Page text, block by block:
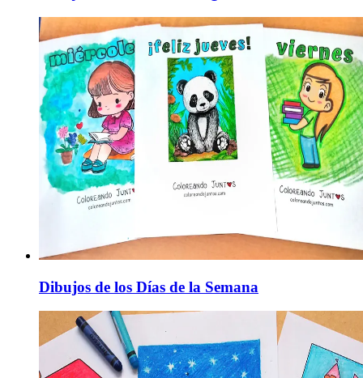
Dibujos de los Días de la Semana